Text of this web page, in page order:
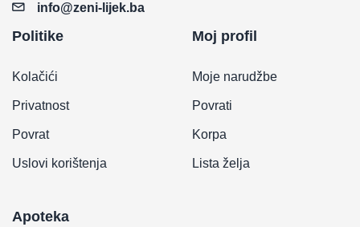
info@zeni-lijek.ba
Politike
Kolačići
Privatnost
Povrat
Uslovi korištenja
Moj profil
Moje narudžbe
Povrati
Korpa
Lista želja
Apoteka